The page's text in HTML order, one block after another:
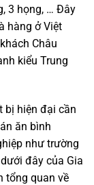
3 họng, … Đây
hàng ở Việt
Châu
kiểu Trung
bị hiện đại cần
ăn bình
như trường
đây của Gia
tổng quan về